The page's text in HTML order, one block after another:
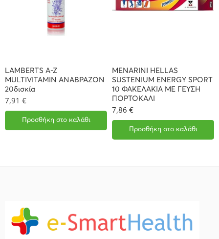
LAMBERTS A-Z
MULTIVITAMIN ΑΝΑΒΡΑΖΟΝ
20δισκία
7,91 €
Προσθήκη στο καλάθι
MENARINI HELLAS
SUSTENIUM ENERGY SPORT
10 ΦΑΚΕΛΑΚΙΑ ΜΕ ΓΕΥΣΗ
ΠΟΡΤΟΚΑΛΙ
7,86 €
Προσθήκη στο καλάθι